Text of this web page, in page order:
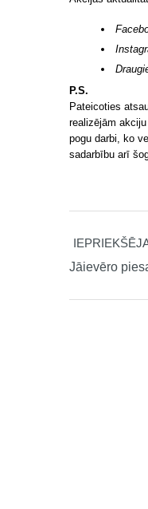
P.S.
Pateicoties
realizējām
pogu darbi, ko
sadarbību arī
Jāievēro